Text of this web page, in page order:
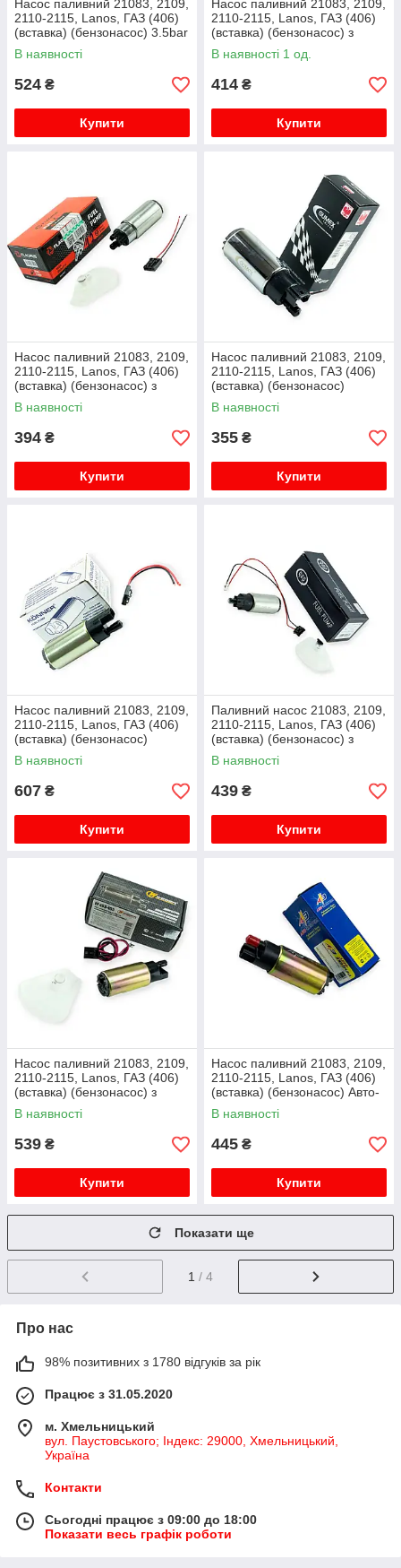
Насос паливний 21083, 2109,
2110-2115, Lanos, ГАЗ (406)
(вставка) (бензонасос) 3.5bar
0580453035 BOSCH
В наявності
524 ₴
Купити
Насос паливний 21083, 2109,
2110-2115, Lanos, ГАЗ (406)
(вставка) (бензонасос) з
сіткою EuroEx
В наявності 1 од.
414 ₴
Купити
Насос паливний 21083, 2109,
2110-2115, Lanos, ГАЗ (406)
(вставка) (бензонасос) з
сіткою Flagmus
В наявності
394 ₴
Купити
Насос паливний 21083, 2109,
2110-2115, Lanos, ГАЗ (406)
(вставка) (бензонасос)
GUMEX
В наявності
355 ₴
Купити
Насос паливний 21083, 2109,
2110-2115, Lanos, ГАЗ (406)
(вставка) (бензонасос)
Könner
В наявності
607 ₴
Купити
Паливний насос 21083, 2109,
2110-2115, Lanos, ГАЗ (406)
(вставка) (бензонасос) з
сіткою QAP
В наявності
439 ₴
Купити
Насос паливний 21083, 2109,
2110-2115, Lanos, ГАЗ (406)
(вставка) (бензонасос) з
сіткою WEBER
В наявності
539 ₴
Купити
Насос паливний 21083, 2109,
2110-2115, Lanos, ГАЗ (406)
(вставка) (бензонасос) Авто-
Електрика
В наявності
445 ₴
Купити
Показати ще
1 / 4
Про нас
98% позитивних з 1780 відгуків за рік
Працює з 31.05.2020
м. Хмельницький
вул. Паустовського; Індекс: 29000, Хмельницький,
Україна
Контакти
Сьогодні працює з 09:00 до 18:00
Показати весь графік роботи